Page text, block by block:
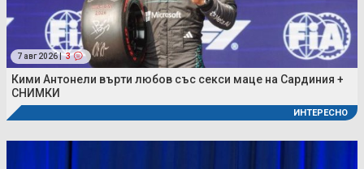
7 авг 2026 | 3
Кими Антонели върти любов със секси маце на Сардиния +
СНИМКИ
ИНТЕРЕСНО